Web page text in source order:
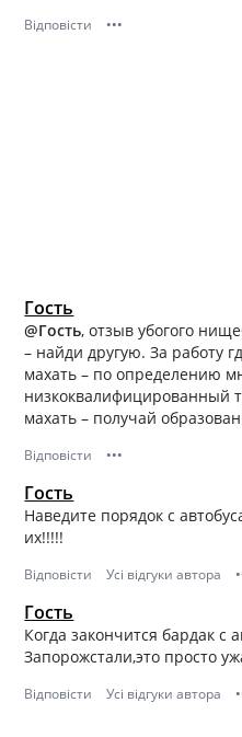
Відповісти •••
Гость
@Гость, отзыв убогого
– найди другую. За работу
махать – по определению
низкоквалифицированный
махать – получай
Відповісти •••
Гость
Наведите порядок с
их!!!!!
Відповісти Усі відгуки автора
Гость
Когда закончится бардак с
Запорожстали,это просто
Відповісти Усі відгуки автора